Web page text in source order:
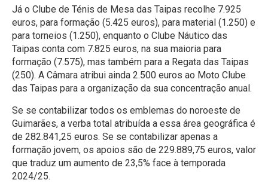
Já o Clube de Ténis de Mesa das Taipas recolhe 7.925
euros, para formação (5.425 euros), para material (1.250) e
para torneios (1.250), enquanto o Clube Náutico das
Taipas conta com 7.825 euros, na sua maioria para
formação (7.575), mas também para a Regata das Taipas
(250). A Câmara atribui ainda 2.500 euros ao Moto Clube
das Taipas para a organização da sua concentração anual.
Se se contabilizar todos os emblemas do noroeste de
Guimarães, a verba total atribuída a essa área geográfica é
de 282.841,25 euros. Se se contabilizar apenas a
formação jovem, os apoios são de 229.889,75 euros, valor
que traduz um aumento de 23,5% face à temporada
2024/25.